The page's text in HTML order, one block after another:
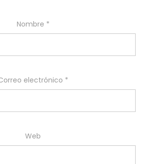
Nombre *
electrónico *
Web